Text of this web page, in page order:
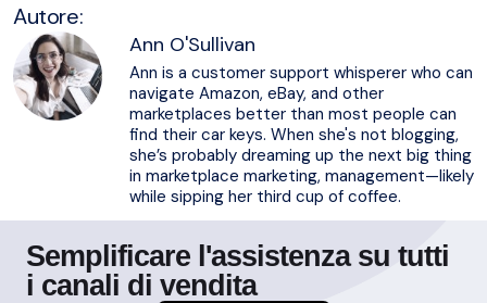
Autore:
Ann O'Sullivan
Ann is a customer support whisperer who can
navigate Amazon, eBay, and other
marketplaces better than most people can
find their car keys. When she's not blogging,
she’s probably dreaming up the next big thing
in marketplace marketing, management—likely
while sipping her third cup of coffee.
Semplificare l'assistenza su tutti
i canali di vendita